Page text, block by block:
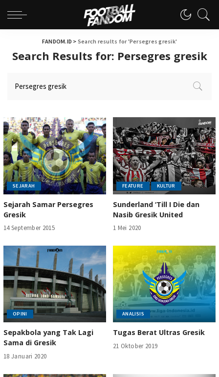
FANDOM.ID > Search results for 'Persegres gresik'
Search Results for: Persegres gresik
SEJARAH
Sejarah Samar Persegres
Gresik
14 September 2015
FEATURE KULTUR
Sunderland ‘Till I Die dan
Nasib Gresik United
1 Mei 2020
OPINI
Sepakbola yang Tak Lagi
Sama di Gresik
18 Januari 2020
ANALISIS
Tugas Berat Ultras Gresik
21 Oktober 2019